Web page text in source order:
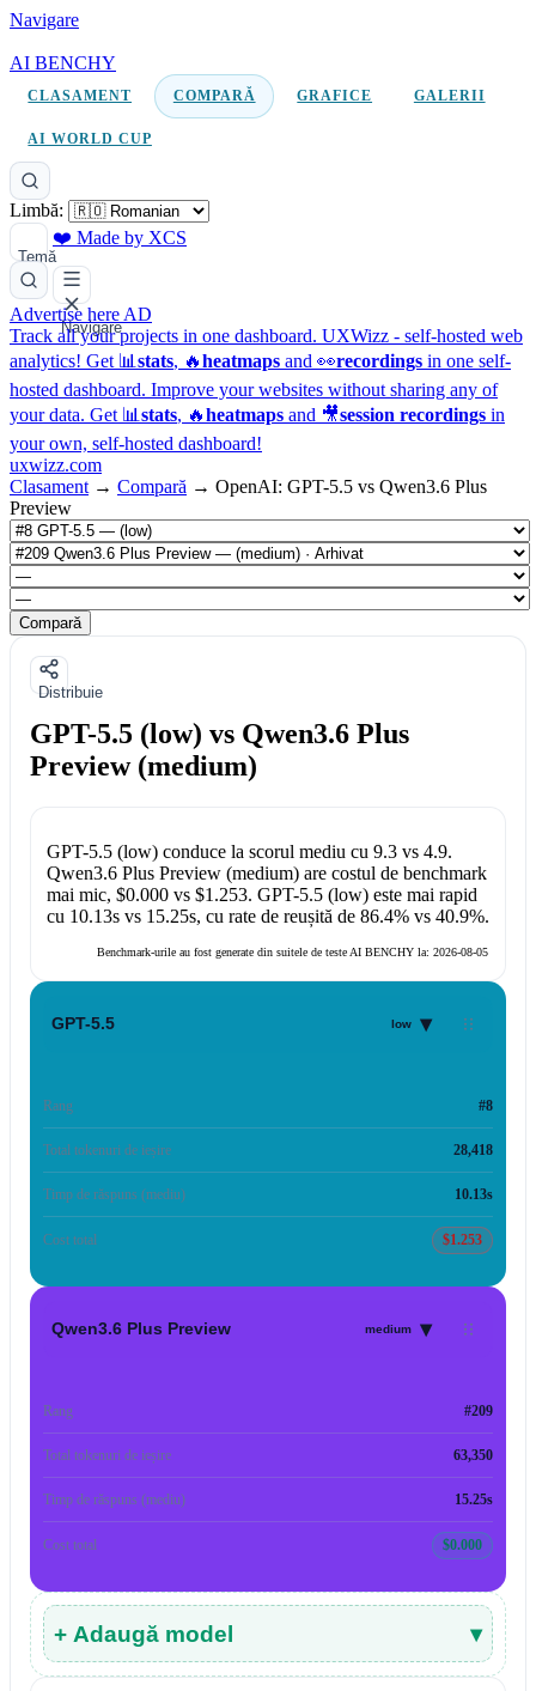
Navigare
AI BENCHY
CLASAMENT COMPARĂ GRAFICE GALERII
AI WORLD CUP
Limbă:
Temă
❤️ Made by XCS
Navigare
Advertise here AD
Track all your projects in one dashboard. UXWizz - self-hosted web
analytics! Get 📊 stats, 🔥heatmaps and 👀recordings in one self-
hosted dashboard. Improve your websites without sharing any of
your data. Get 📊 stats, 🔥heatmaps and 🎥session recordings in
your own, self-hosted dashboard!
uxwizz.com
Clasament → Compară → OpenAI: GPT-5.5 vs Qwen3.6 Plus
Preview
Compară
Distribuie
GPT-5.5 (low) vs Qwen3.6 Plus
Preview (medium)
GPT-5.5 (low)conduce la scorul mediu cu 9.3vs 4.9.
Qwen3.6 Plus Preview (medium)are costul de benchmark
mai mic, $0.000vs $1.253. GPT-5.5 (low)este mai rapid
cu 10.13svs 15.25s, cu rate de reușită de 86.4%vs 40.9%.
Benchmark-urile au fost generate din suitele de teste AI BENCHY la: 2026-08-05
GPT-5.5 low ▾
Rang #8
Total tokenuri de ieșire 28,418
Timp de răspuns (mediu) 10.13s
Cost total $1.253
Qwen3.6 Plus Preview medium ▾
Rang #209
Total tokenuri de ieșire 63,350
Timp de răspuns (mediu) 15.25s
Cost total $0.000
+ Adaugă model ▾